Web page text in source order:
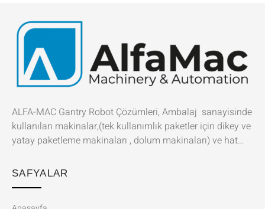
ALFA-MAC Gantry Robot Çözümleri, Ambalaj sanayisinde
kullanılan makinalar,(tek kullanımlık paketler için dikey ve
yatay paketleme makinaları , dolum makinaları) ve hat…
SAFYALAR